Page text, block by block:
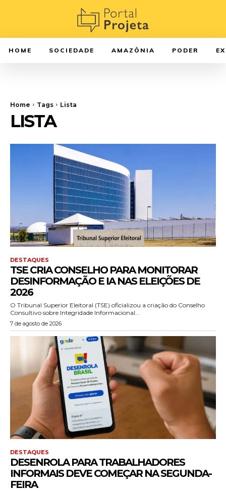
HOME SOCIEDADE AMAZÔNIA PODER
Home Tags Lista
LISTA
DESTAQUES
TSE CRIA CONSELHO PARA MONITORAR
DESINFORMAÇÃO E IA NAS ELEIÇÕES DE
2026
O Tribunal Superior Eleitoral (TSE) oficializou a criação do Conselho
Consultivo sobre Integridade Informacional...
7 de agosto de 2026
DESTAQUES
DESENROLA PARA TRABALHADORES
INFORMAIS DEVE COMEÇAR NA SEGUNDA-
FEIRA